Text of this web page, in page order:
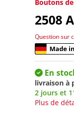
Boutons
2508
Question sur
Made
En
livraison à
2 jours et
Plus de